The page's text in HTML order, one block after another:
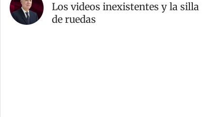
Los videos inexistentes y la silla
de ruedas